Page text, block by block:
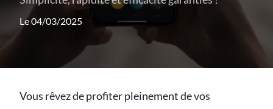
Le 04/03/2025
Vous rêvez de profiter pleinement de vos